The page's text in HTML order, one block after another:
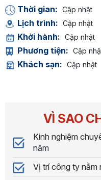
Thời gian: Cập nhật
Lịch trình: Cập nhật
Khởi hành: Cập nhật
Phương tiện: Cập
Khách sạn: Cập nhật
VÌ SAO
Kinh nghiệm
năm
Vị trí công ty nằm